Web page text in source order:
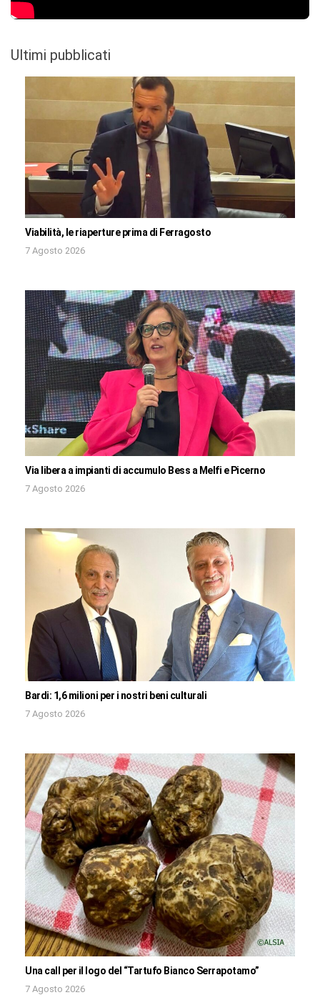
Ultimi pubblicati
Viabilità, le riaperture prima di Ferragosto
7 Agosto 2026
Via libera a impianti di accumulo Bess a Melfi e Picerno
7 Agosto 2026
Bardi: 1,6 milioni per i nostri beni culturali
7 Agosto 2026
Una call per il logo del “Tartufo Bianco Serrapotamo”
7 Agosto 2026